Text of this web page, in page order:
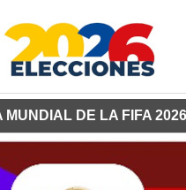
MUNDIAL DE LA FIFA 2026